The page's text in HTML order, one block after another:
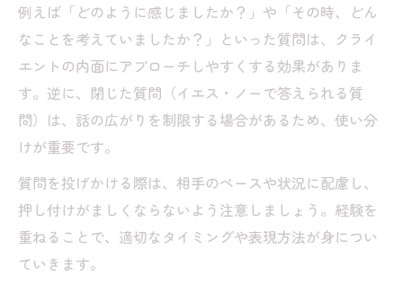
例えば「どのように感じましたか？」や「その時、どん
なことを考えていましたか？」といった質問は、クライ
エントの内面にアプローチしやすくする効果がありま
す。逆に、閉じた質問（イエス・ノーで答えられる質
問）は、話の広がりを制限する場合があるため、使い分
けが重要です。
質問を投げかける際は、相手のペースや状況に配慮し、
押し付けがましくならないよう注意しましょう。経験を
重ねることで、適切なタイミングや表現方法が身につい
ていきます。